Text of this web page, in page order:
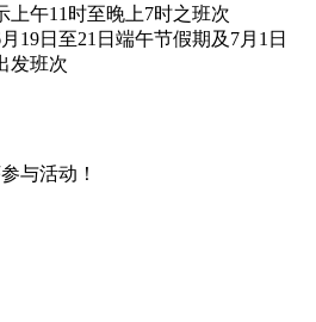
上午11时至晚上7时之班次
19日至21日端午节假期及7月1日
发班次
与活动！